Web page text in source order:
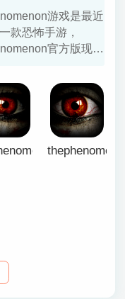
游戏是最近
款恐怖手游，
官方版现在
游戏安装包的可以关
搜软
专区为大家
个thephenomenon安
手机版、联机对战
可联机